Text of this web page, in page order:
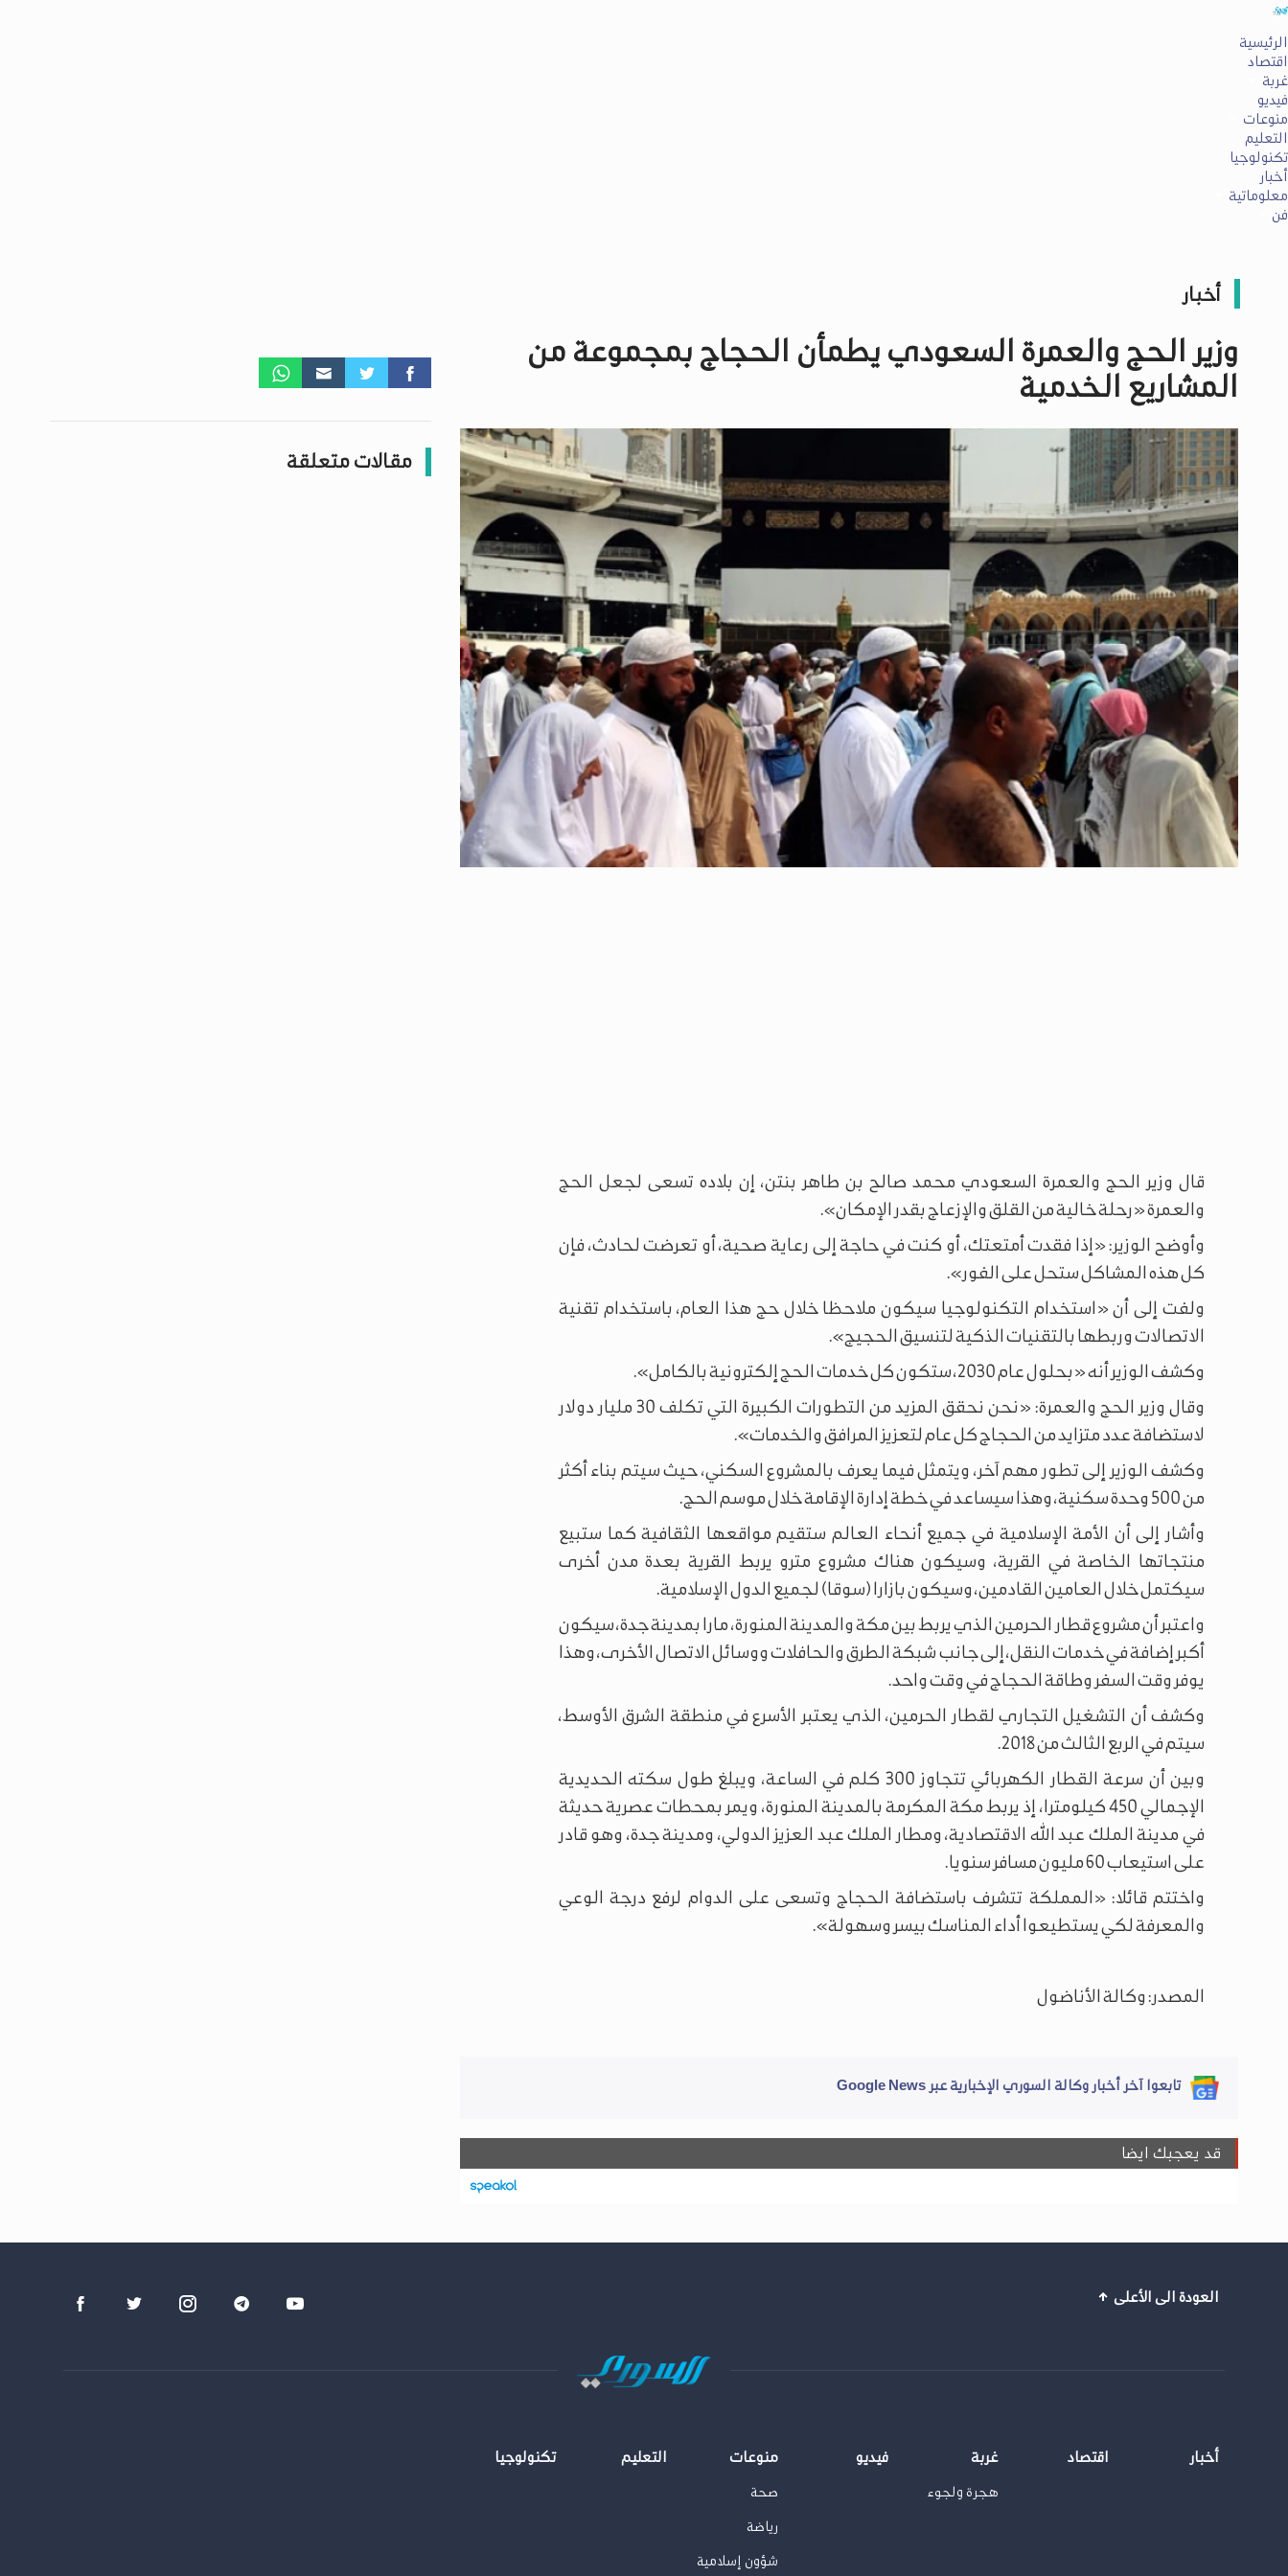
الرئيسية
اقتصاد
غربة
فيديو
منوعات
التعليم
تكنولوجيا
أخبار
معلوماتية
فن
أخبار
وزير الحج والعمرة السعودي يطمأن الحجاج بمجموعة من
المشاريع الخدمية
قال وزير الحج والعمرة السعودي محمد صالح بن طاهر بنتن، إن بلاده تسعى لجعل الحج
والعمرة «رحلة خالية من القلق والإزعاج بقدر الإمكان».
وأوضح الوزير: «إذا فقدت أمتعتك، أو كنت في حاجة إلى رعاية صحية، أو تعرضت لحادث، فإن
كل هذه المشاكل ستحل على الفور».
ولفت إلى أن «استخدام التكنولوجيا سيكون ملاحظا خلال حج هذا العام، باستخدام تقنية
الاتصالات وربطها بالتقنيات الذكية لتنسيق الحجيج».
وكشف الوزير أنه «بحلول عام 2030، ستكون كل خدمات الحج إلكترونية بالكامل».
وقال وزير الحج والعمرة: «نحن نحقق المزيد من التطورات الكبيرة التي تكلف 30 مليار دولار
لاستضافة عدد متزايد من الحجاج كل عام لتعزيز المرافق والخدمات».
وكشف الوزير إلى تطور مهم آخر، ويتمثل فيما يعرف بالمشروع السكني، حيث سيتم بناء أكثر
من 500 وحدة سكنية، وهذا سيساعد في خطة إدارة الإقامة خلال موسم الحج.
وأشار إلى أن الأمة الإسلامية في جميع أنحاء العالم ستقيم مواقعها الثقافية كما ستبيع
منتجاتها الخاصة في القرية، وسيكون هناك مشروع مترو يربط القرية بعدة مدن أخرى
سيكتمل خلال العامين القادمين، وسيكون بازارا (سوقا) لجميع الدول الإسلامية.
واعتبر أن مشروع قطار الحرمين الذي يربط بين مكة والمدينة المنورة، مارا بمدينة جدة، سيكون
أكبر إضافة في خدمات النقل، إلى جانب شبكة الطرق والحافلات ووسائل الاتصال الأخرى، وهذا
يوفر وقت السفر وطاقة الحجاج في وقت واحد.
وكشف أن التشغيل التجاري لقطار الحرمين، الذي يعتبر الأسرع في منطقة الشرق الأوسط،
سيتم في الربع الثالث من 2018.
وبين أن سرعة القطار الكهربائي تتجاوز 300 كلم في الساعة، ويبلغ طول سكته الحديدية
الإجمالي 450 كيلومترا، إذ يربط مكة المكرمة بالمدينة المنورة، ويمر بمحطات عصرية حديثة
في مدينة الملك عبد الله الاقتصادية، ومطار الملك عبد العزيز الدولي، ومدينة جدة، وهو قادر
على استيعاب 60 مليون مسافر سنويا.
واختتم قائلا: «المملكة تتشرف باستضافة الحجاج وتسعى على الدوام لرفع درجة الوعي
والمعرفة لكي يستطيعوا أداء المناسك بيسر وسهولة».
المصدر: وكالة الأناضول
تابعوا آخر أخبار وكالة السوري الإخبارية عبر Google News
قد يعجبك ايضا
مقالات متعلقة
العودة الى الأعلى
أخبار اقتصاد غربة
هجرة ولجوء
فيديو منوعات
صحة
رياضة
شؤون إسلامية
التعليم تكنولوجيا